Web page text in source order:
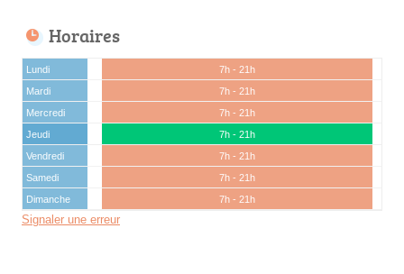
Horaires
Lundi
7h - 21h
Mardi
7h - 21h
Mercredi
7h - 21h
Jeudi
7h - 21h
Vendredi
7h - 21h
Samedi
7h - 21h
Dimanche
7h - 21h
Signaler une erreur